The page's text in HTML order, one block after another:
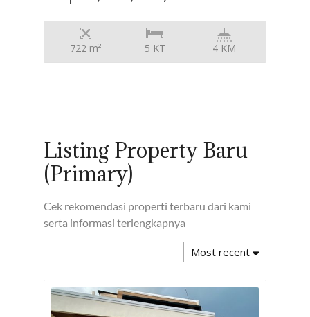
722 m² 5 KT 4 KM
Listing Property Baru
(Primary)
Cek rekomendasi properti terbaru dari kami
serta informasi terlengkapnya
Most recent